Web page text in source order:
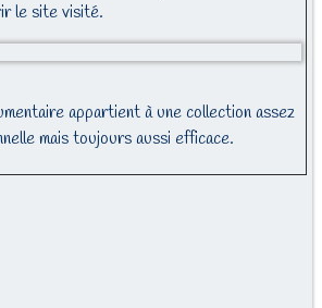
le site visité.
appartient à une collection assez
mais toujours aussi efficace.